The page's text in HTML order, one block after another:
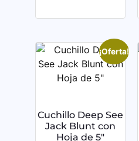
¡Oferta!
Cuchillo Deep See
Jack Blunt con
Hoja de 5″